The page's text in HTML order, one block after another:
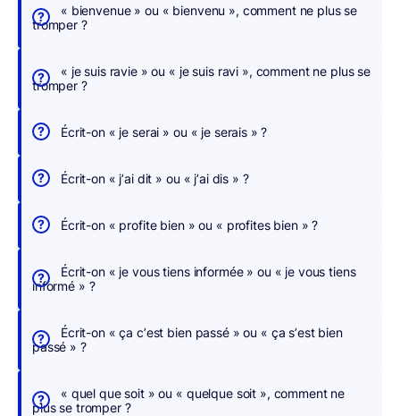
h
e
,
n
u
c
r
i
g
o
p
« bienvenue » ou « bienvenu », comment ne plus se
tromper ?
« je suis ravie » ou « je suis ravi », comment ne plus se
tromper ?
Écrit-on « je serai » ou « je serais » ?
Écrit-on « j’ai dit » ou « j’ai dis » ?
Écrit-on « profite bien » ou « profites bien » ?
Écrit-on « je vous tiens informée » ou « je vous tiens
informé » ?
Écrit-on « ça c’est bien passé » ou « ça s’est bien
passé » ?
« quel que soit » ou « quelque soit », comment ne
plus se tromper ?